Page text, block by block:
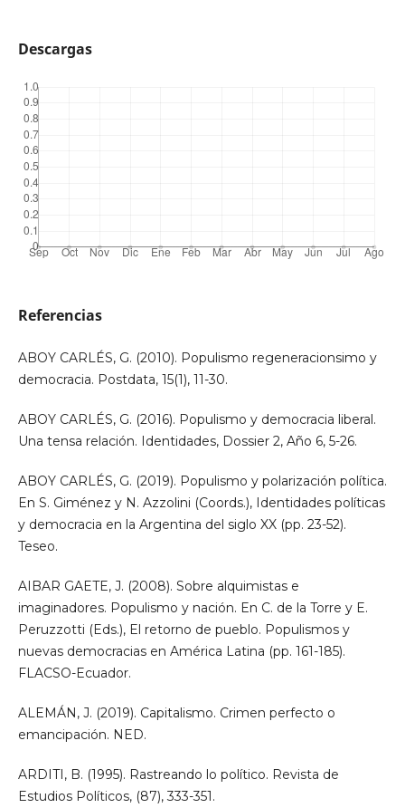
Descargas
Referencias
ABOY CARLÉS, G. (2010). Populismo regeneracionsimo y
democracia. Postdata, 15(1), 11-30.
ABOY CARLÉS, G. (2016). Populismo y democracia liberal.
Una tensa relación. Identidades, Dossier 2, Año 6, 5-26.
ABOY CARLÉS, G. (2019). Populismo y polarización política.
En S. Giménez y N. Azzolini (Coords.), Identidades políticas
y democracia en la Argentina del siglo XX (pp. 23-52).
Teseo.
AIBAR GAETE, J. (2008). Sobre alquimistas e
imaginadores. Populismo y nación. En C. de la Torre y E.
Peruzzotti (Eds.), El retorno de pueblo. Populismos y
nuevas democracias en América Latina (pp. 161-185).
FLACSO-Ecuador.
ALEMÁN, J. (2019). Capitalismo. Crimen perfecto o
emancipación. NED.
ARDITI, B. (1995). Rastreando lo político. Revista de
Estudios Políticos, (87), 333-351.